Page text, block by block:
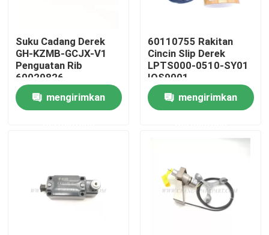
Kontrol kualitas
Hubungi kami
Suku cadang derek
Suku Cadang Derek
GH-KZMB-GCJX-V1
Penguatan Rib
60029826
mengirimkan
60110755 Rakitan
Cincin Slip Derek
LPTS000-0510-SY01
IOS9001
mengirimkan